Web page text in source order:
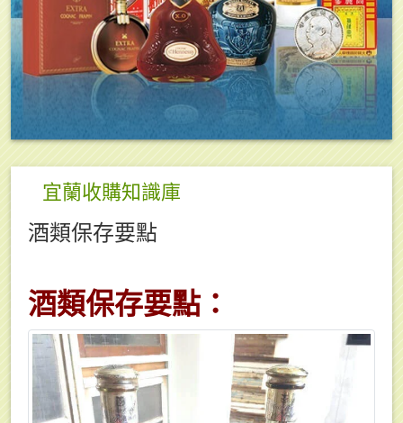
宜蘭收購知識庫
酒類保存要點
酒類保存要點：